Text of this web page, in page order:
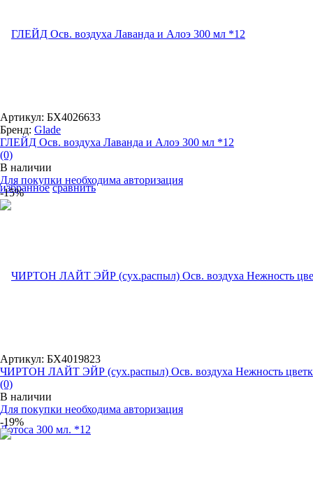
избранное сравнить
Артикул: БХ4026633
Бренд: Glade
ГЛЕЙД Осв. воздуха Лаванда и Алоэ 300 мл *12
(0)
В наличии
Для покупки необходима авторизация
-15%
Артикул: БХ4019823
ЧИРТОН ЛАЙТ ЭЙР (сух.распыл) Осв. воздуха Нежность
(0)
В наличии
Для покупки необходима авторизация
-19%